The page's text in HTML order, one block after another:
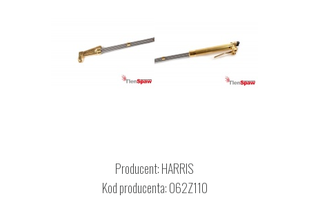
Producent:HARRIS
Kod producenta: 062Z110